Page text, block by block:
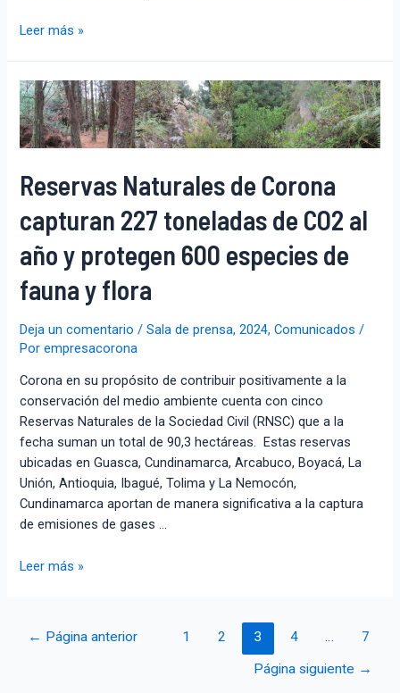
Leer más »
Reservas Naturales de Corona
capturan 227 toneladas de CO2 al
año y protegen 600 especies de
fauna y flora
Deja un comentario /Sala de prensa,2024,Comunicados /
Porempresacorona
Corona en su propósito de contribuir positivamente a la
conservación del medio ambiente cuenta con cinco
Reservas Naturales de la Sociedad Civil (RNSC) que a la
fecha suman un total de 90,3 hectáreas. Estas reservas
ubicadas en Guasca, Cundinamarca, Arcabuco, Boyacá, La
Unión, Antioquia, Ibagué, Tolima y La Nemocón,
Cundinamarca aportan de manera significativa a la captura
de emisiones de gases …
Leer más »
← Página anterior 1 2 3 4 … 7
Página siguiente →